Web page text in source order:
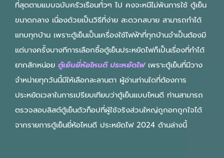
ที่สุดตามแบบฉบับครัวเรือนทั่วๆ ไป คงจะหนีไม่พ้นการใช้ ตู้เย็น
ขนาดกลาง เนื่องด้วยเป็นวิธีที่ง่าย สะดวกสบาย สามารถทำได้
แทบทุกบ้าน เพราะตู้เย็นเป็นเครื่องใช้ไฟฟ้าที่ทุกบ้านจำเป็นต้องมี
แต่บางครั้งบางทีการเลือกซื้อตู้เย็นประหยัดไฟก็เป็นเรื่องที่ทำได้
ยากสักหน่อย ตู้เย็นยี่ห้อไหนดี ประหยัดไฟเพราะตู้เย็นที่มีวาง
จำหน่ายทุกวันนี้มีให้เลือกละลานตา ผู้อ่านท่านใดที่ต้องการ
ประหยัดเวลาในการเปรียบเทียบว่าตู้เย็นแบบไหนดี ท่านสามารถ
ตรวจสอบลิสต์ตู้เย็นตัวท็อปที่ผู้ใช้จริงส่วนใหญ่ถูกอกถูกใจได้
จากรายการตู้เย็นยี่ห้อไหนดี ประหยัดไฟ 2024 ด้านล่างนี้